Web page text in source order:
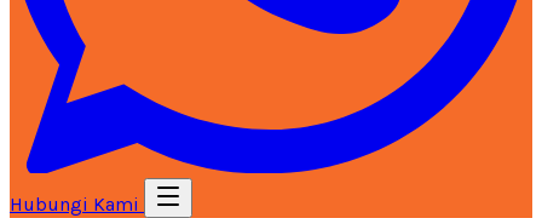
Hubungi Kami